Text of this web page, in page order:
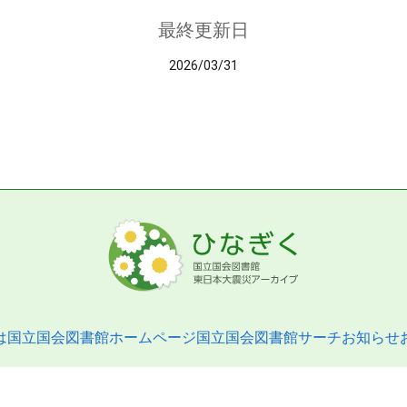
最終更新日
2026/03/31
国立国会図書館ホームページ国立国会図書館サーチお知らせ